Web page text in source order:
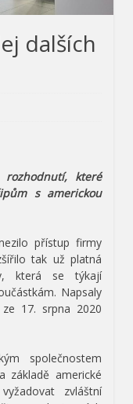
dalších
které
s americkou
přístup firmy
tak už platná
která se týkají
Napsaly
17. srpna 2020
společnostem
základě americké
zvláštní